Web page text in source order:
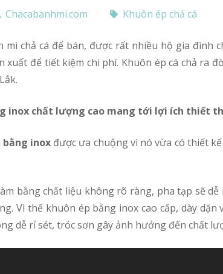
Chacabanhmi.com Khuôn ép chả cá
xuất để tiết kiệm chi phí. Khuôn ép cá chả ra
inox chất lượng cao mang tới lợi ích thiết
bằng inoxđược ưa chuộng vì nó vừa có thiết
Vì thế khuôn ép bằng inox cao cấp, dày
dễ rỉ sét, tróc sơn gây ảnh hưởng đến chất